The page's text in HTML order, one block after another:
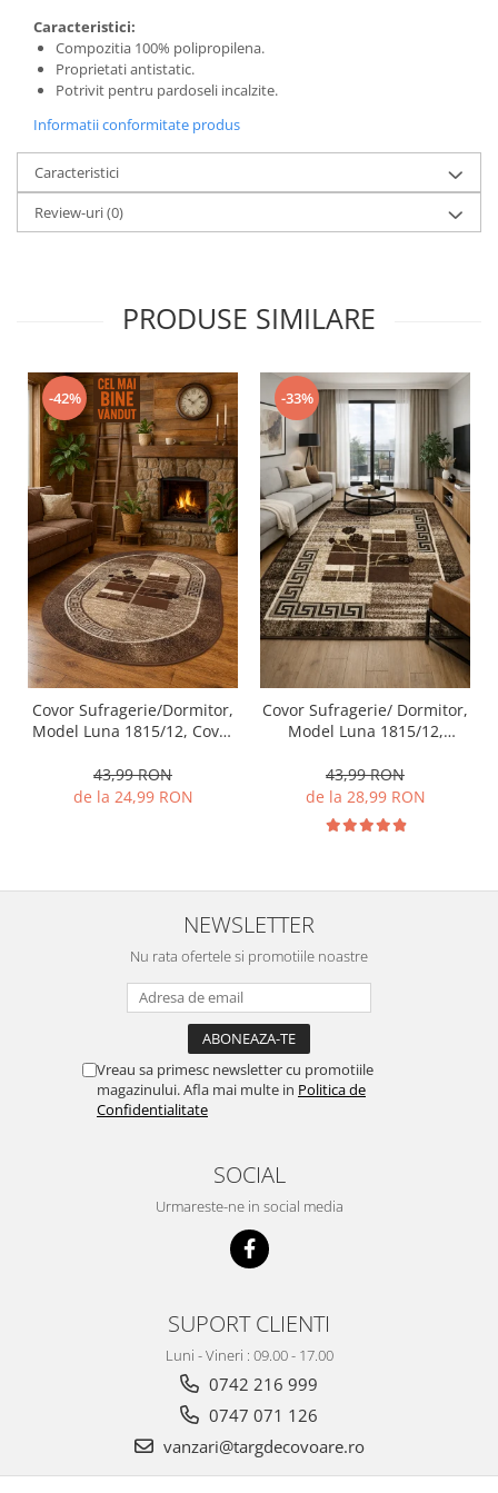
Caracteristici:
Compozitia 100% polipropilena.
Proprietati antistatic.
Potrivit pentru pardoseli incalzite.
Informatii conformitate produs
Caracteristici
Review-uri(0)
PRODUSE SIMILARE
-42%
Covor Sufragerie/Dormitor,
Model Luna 1815/12, Covor
43,99 RON
de la 24,99 RON
-33%
Covor Sufragerie/ Dormitor,
Model Luna 1815/12,
43,99 RON
de la 28,99 RON
NEWSLETTER
Nu rata ofertele si promotiile noastre
Vreau sa primesc newsletter cu promotiile
magazinului. Afla mai multe in Politica de
Confidentialitate
SOCIAL
Urmareste-ne in social media
SUPORT CLIENTI
Luni - Vineri : 09.00 - 17.00
0742 216 999
0747 071 126
vanzari@targdecovoare.ro